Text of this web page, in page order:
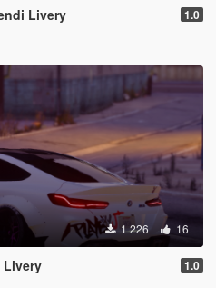
Livery 1.0
1 226 16
Livery 1.0